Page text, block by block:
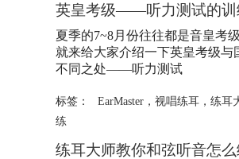
英皇考级——听力测试的训
夏季的7~8月份往往都是音皇考
就来给大家介绍一下英皇考级与
不同之处——听力测试
标签： EarMaster， 视唱练耳， 练耳
练
练耳大师教你和弦听音怎么